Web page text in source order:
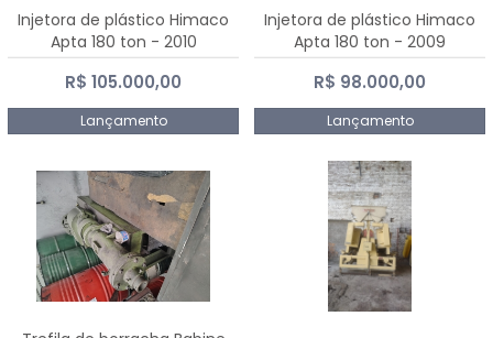
Injetora de plástico Himaco
Apta 180 ton - 2010
R$ 105.000,00
Lançamento
Injetora de plástico Himaco
Apta 180 ton - 2009
R$ 98.000,00
Lançamento